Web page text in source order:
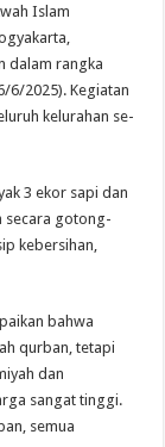
Islam
dalam rangka
6/2025). Kegiatan
kelurahan se-
3 ekor sapi dan
secara gotong-
kebersihan,
bahwa
qurban, tetapi
dan
sangat tinggi.
semua